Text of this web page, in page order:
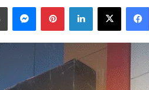
Facebook
X
LinkedIn
Pinterest